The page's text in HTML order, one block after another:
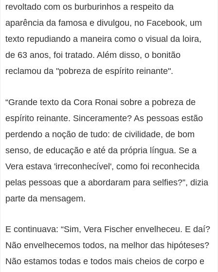
revoltado com os burburinhos a respeito da
aparência da famosa e divulgou, no Facebook, um
texto repudiando a maneira como o visual da loira,
de 63 anos, foi tratado. Além disso, o bonitão
reclamou da "pobreza de espírito reinante".
“Grande texto da Cora Ronai sobre a pobreza de
espírito reinante. Sinceramente? As pessoas estão
perdendo a noção de tudo: de civilidade, de bom
senso, de educação e até da própria língua. Se a
Vera estava 'irreconhecível', como foi reconhecida
pelas pessoas que a abordaram para selfies?”, dizia
parte da mensagem.
E continuava: “Sim, Vera Fischer envelheceu. E daí?
Não envelhecemos todos, na melhor das hipóteses?
Não estamos todas e todos mais cheios de corpo e